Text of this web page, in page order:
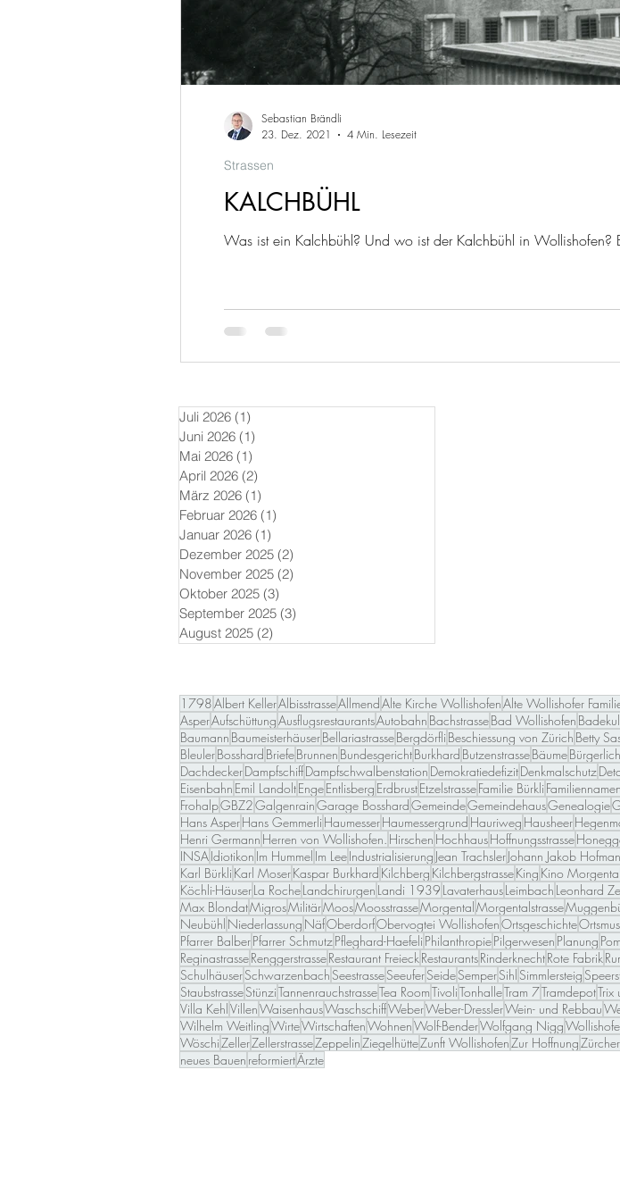
KALCHBÜHL
Was ist ein Kalchbühl? Und wo ist der Kalchbühl in Wollishofen?
Strassen
Sebastian Brändli
23. Dez. 2021
4 Min. Lesezeit
Juli 2026 (1)
Juni 2026 (1)
Mai 2026 (1)
April 2026 (2)
März 2026 (1)
Februar 2026 (1)
Januar 2026 (1)
Dezember 2025 (2)
November 2025 (2)
Oktober 2025 (3)
September 2025 (3)
August 2025 (2)
1798Albert KellerAlbisstrasseAllmendAlte Kirche WollishofenAlte Wollishofer
AsperAufschüttungAusflugsrestaurantsAutobahn BachstrasseBad Wollishofen
Baumann BaumeisterhäuserBellariastrasseBergdörfli Beschiessung von Zürich Betty
BleulerBosshard BriefeBrunnen BundesgerichtBurkhard ButzenstrasseBäume
DachdeckerDampfschiffDampfschwalbenstation DemokratiedefizitDenkmalschutz
Eisenbahn Emil LandoltEngeEntlisberg ErdbrustEtzelstrasseFamilie Bürkli Familiennamen
FrohalpGBZ2GalgenrainGarage BosshardGemeindeGemeindehausGenealogie
Hans AsperHans Gemmerli HaumesserHaumessergrund Hauriweg Hausheer
Henri Germann Herren von Wollishofen. Hirschen HochhausHoffnungsstrasse
INSAIdiotikon Im Hummel Im LeeIndustrialisierung Jean TrachslerJohann Jakob
Karl Bürkli Karl MoserKaspar Burkhard Kilchberg KilchbergstrasseKing Kino Morgental
Köchli-HäuserLa RocheLandchirurgen Landi 1939 LavaterhausLeimbach Leonhard
Max BlondatMigrosMilitärMoosMoosstrasseMorgentalMorgentalstrasse
Neubühl Niederlassung NäfOberdorfObervogtei WollishofenOrtsgeschichte
Pfarrer BalberPfarrer SchmutzPfleghard-Haefeli PhilanthropiePilgerwesen Planung
ReginastrasseRenggerstrasseRestaurant FreieckRestaurantsRinderknechtRote Fabrik
SchulhäuserSchwarzenbach SeestrasseSeeuferSeideSemperSihl Simmlersteig
StaubstrasseStünziTannenrauchstrasseTea RoomTivoliTonhalleTram 7TramdepotTrix
Villa KehlVillenWaisenhausWaschschiffWeberWeber-DresslerWein- und Rebbau
Wilhelm WeitlingWirteWirtschaftenWohnenWolf-BenderWolfgang Nigg
WöschiZellerZellerstrasseZeppelinZiegelhütteZunft WollishofenZur Hoffnung
neues Bauen reformiertÄrzte